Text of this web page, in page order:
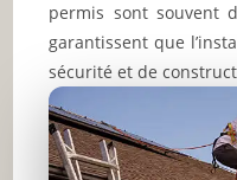
permis sont souvent
garantissent que
sécurité et de